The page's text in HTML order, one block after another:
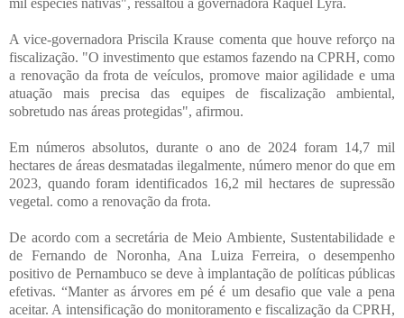
A vice-governadora Priscila Krause comenta que houve reforço na
fiscalização. "O investimento que estamos fazendo na CPRH, como
a renovação da frota de veículos, promove maior agilidade e uma
atuação mais precisa das equipes de fiscalização ambiental,
sobretudo nas áreas protegidas", afirmou.
Em números absolutos, durante o ano de 2024 foram 14,7 mil
hectares de áreas desmatadas ilegalmente, número menor do que em
2023, quando foram identificados 16,2 mil hectares de supressão
vegetal. como a renovação da frota.
De acordo com a secretária de Meio Ambiente, Sustentabilidade e
de Fernando de Noronha, Ana Luiza Ferreira, o desempenho
positivo de Pernambuco se deve à implantação de políticas públicas
efetivas. “Manter as árvores em pé é um desafio que vale a pena
aceitar. A intensificação do monitoramento e fiscalização da CPRH,